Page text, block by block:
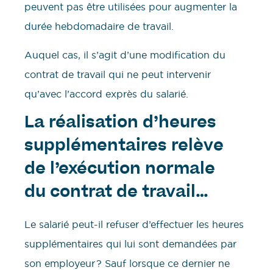
peuvent pas être utilisées pour augmenter la
durée hebdomadaire de travail.
Auquel cas, il s’agit d’une modification du
contrat de travail qui ne peut intervenir
qu’avec l’accord exprès du salarié.
La réalisation d’heures
supplémentaires relève
de l’exécution normale
du contrat de travail…
Le salarié peut-il refuser d’effectuer les heures
supplémentaires qui lui sont demandées par
son employeur ? Sauf lorsque ce dernier ne